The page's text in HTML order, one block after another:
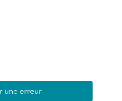
une erreur